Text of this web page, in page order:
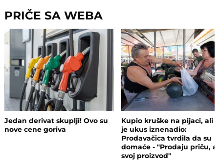
PRIČE SA WEBA
Jedan derivat skuplji! Ovo su
nove cene goriva
Kupio kruške na pijaci, ali
je ukus iznenadio:
Prodavačica tvrdila da su
domaće - "Prodaju priču, a
svoj proizvod"